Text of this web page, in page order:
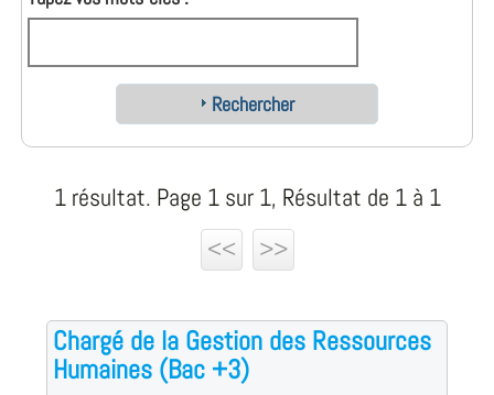
Rechercher
1 résultat. Page 1 sur 1, Résultat de 1 à 1
<<
>>
Chargé de la Gestion des Ressources
Humaines (Bac +3)